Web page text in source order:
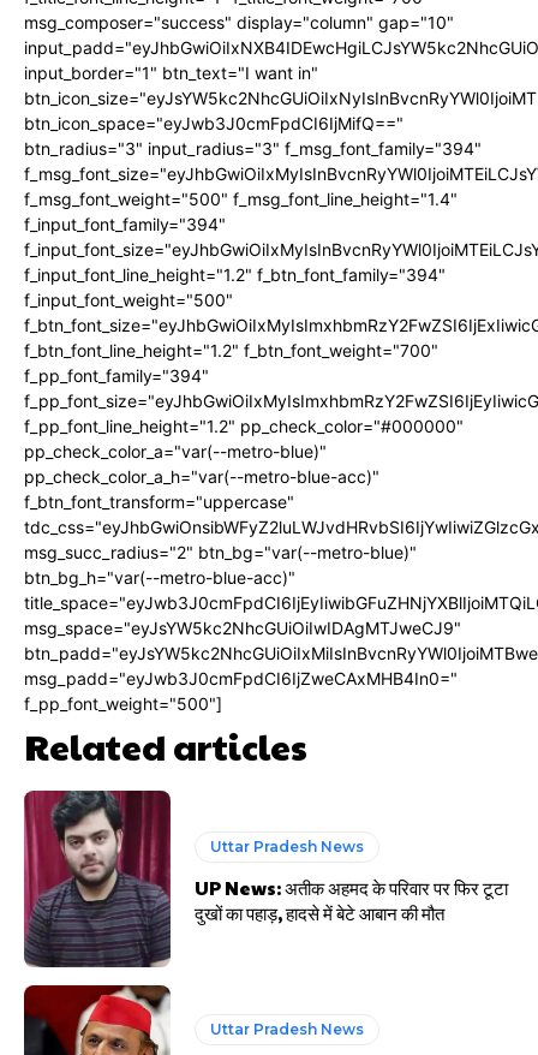
msg_composer="success" display="column" gap="10"
input_border="1" btn_text="I want in"
btn_icon_space="eyJwb3J0cmFpdCI6IjMifQ=="
btn_radius="3" input_radius="3" f_msg_font_family="394"
f_msg_font_weight="500" f_msg_font_line_height="1.4"
f_input_font_family="394"
f_input_font_line_height="1.2" f_btn_font_family="394"
f_input_font_weight="500"
f_btn_font_line_height="1.2" f_btn_font_weight="700"
f_pp_font_family="394"
f_pp_font_line_height="1.2" pp_check_color="#000000"
pp_check_color_a="var(--metro-blue)"
pp_check_color_a_h="var(--metro-blue-acc)"
f_btn_font_transform="uppercase"
msg_succ_radius="2" btn_bg="var(--metro-blue)"
btn_bg_h="var(--metro-blue-acc)"
msg_space="eyJsYW5kc2NhcGUiOiIwIDAgMTJweCJ9"
msg_padd="eyJwb3J0cmFpdCI6IjZweCAxMHB4In0="
f_pp_font_weight="500"]
Related articles
Uttar Pradesh News
UP News: अतीक अहमद के परिवार पर फिर टूटा
दुखों का पहाड़, हादसे में बेटे आबान की मौत
Uttar Pradesh News